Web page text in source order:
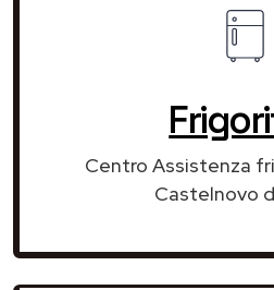
Centro Assistenza
Castelnovo